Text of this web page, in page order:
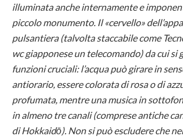
illuminata anche internamente e
piccolo monumento. Il «cervello»
pulsantiera (talvolta staccabile come
wc giapponese un telecomando) da cui si
funzioni cruciali: l’acqua può girare in
antiorario, essere colorata di rosa o di
profumata, mentre una musica in
in almeno tre canali (comprese antiche
di Hokkaidō). Non si può escludere che